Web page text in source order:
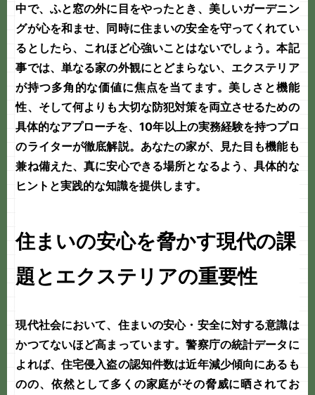
中で、ふと窓の外に目をやったとき、美しいガーデニン
グが心を和ませ、同時に住まいの安全を守ってくれてい
るとしたら、これほど心強いことはないでしょう。本記
事では、単なる家の外観にとどまらない、 エクステリア
が持つ多角的な価値に焦点を当てます。美しさと機能
性、そして何よりも大切な防犯対策を両立させるための
具体的なアプローチを、10年以上の実務経験を持つプロ
のライターが徹底解説。あなたの家が、見た目も機能も
兼ね備えた、真に安心できる場所となるよう、具体的な
ヒントと実践的な知識を提供します。
住まいの安心を脅かす現代の課
題とエクステリアの重要性
現代社会において、住まいの安心・安全に対する意識は
かつてないほど高まっています。警察庁の統計データに
よれば、住宅侵入盗の認知件数は近年減少傾向にあるも
のの、依然として多くの家庭がその脅威に晒されてお